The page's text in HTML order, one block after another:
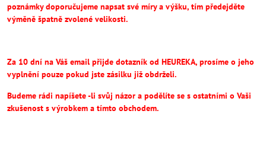
poznámky doporučujeme napsat své míry a výšku, tím předejděte
výměně špatně zvolené velikosti.
Za 10 dní na Váš email přijde dotazník od HEUREKA, prosíme o jeho
vyplnění pouze pokud jste zásilku již obdrželi.
Budeme rádi napíšete -li svůj názor a podělíte se s ostatními o Vaši
zkušenost s výrobkem a tímto obchodem.